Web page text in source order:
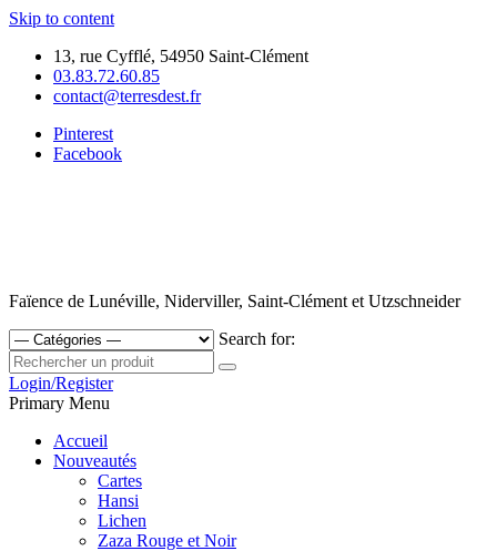
Skip to content
13, rue Cyfflé, 54950 Saint-Clément
03.83.72.60.85
contact@terresdest.fr
Pinterest
Facebook
Faïence de Lunéville, Niderviller, Saint-Clément et Utzschneider
Search for:
Login/Register
Primary Menu
Accueil
Nouveautés
Cartes
Hansi
Lichen
Zaza Rouge et Noir